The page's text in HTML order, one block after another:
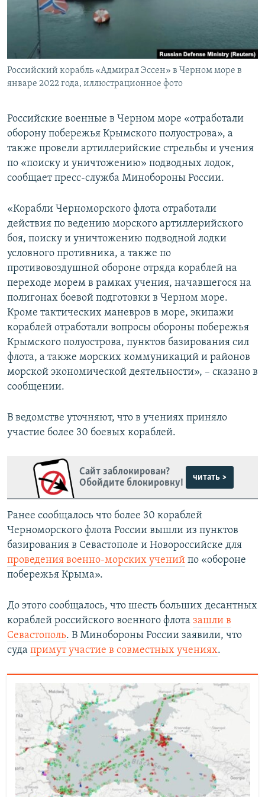
ПОБЕДИТЕЛЕЙ НЕ СУДЯТ?
ELIFBE
УКРАИНСКАЯ ПРОБЛЕМА КРЫМА
ПРИСОЕДИНЯЙТЕСЬ!
Все сайты RFE/RL
Российский корабль «Адмирал Эссен» в Черном море в
январе 2022 года, иллюстрационное фото
Российские военные в Черном море «отработали
оборону побережья Крымского полуострова», а
также провели артиллерийские стрельбы и учения
по «поиску и уничтожению» подводных лодок,
сообщает пресс-служба Минобороны России.
«Корабли Черноморского флота отработали
действия по ведению морского артиллерийского
боя, поиску и уничтожению подводной лодки
условного противника, а также по
противовоздушной обороне отряда кораблей на
переходе морем в рамках учения, начавшегося на
полигонах боевой подготовки в Черном море.
Кроме тактических маневров в море, экипажи
кораблей отработали вопросы обороны побережья
Крымского полуострова, пунктов базирования сил
флота, а также морских коммуникаций и районов
морской экономической деятельности», – сказано в
сообщении.
В ведомстве уточняют, что в учениях приняло
участие более 30 боевых кораблей.
Сайт заблокирован?
Обойдите блокировку!
читать >
Ранее сообщалось что более 30 кораблей
Черноморского флота России вышли из пунктов
базирования в Севастополе и Новороссийске для
проведения военно-морских учений по «обороне
побережья Крыма».
До этого сообщалось, что шесть больших десантных
кораблей российского военного флота зашли в
Севастополь. В Минобороны России заявили, что
суда примут участие в совместных учениях.